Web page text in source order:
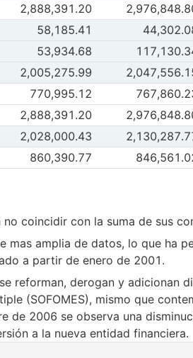
de Recursos Totales
2013May 2013 Jun 2013
2,888,391.20
de Disponibilidades
2013May 2013 Jun 2013
58,185.41
de Instrumentos
2013May 2013 Jun 2013
53,934.68
de Cartera neta total
2013May 2013 Jun 2013
2,005,275.99
de Otros recursos
2013May 2013 Jun 2013
770,995.12
de Obligaciones
2013May 2013 Jun 2013
2,888,391.20
de Pasivo total
2013May 2013 Jun 2013
2,028,000.43
de Capital contable
2013May 2013 Jun 2013
860,390.77
coincidir con la suma de sus
amplia de datos, lo que ha
a partir de enero de 2001.
reforman, derogan y adicionan
(SOFOMES), mismo que
de 2006 se observa una
a la nueva entidad financiera.